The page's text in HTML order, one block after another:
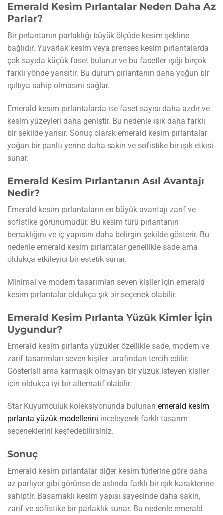
Emerald Kesim Pırlantalar Neden Daha Az
Parlar?
Bir pırlantanın parlaklığı büyük ölçüde kesim şekline
bağlıdır. Yuvarlak kesim veya prenses kesim pırlantalarda
çok sayıda küçük faset bulunur ve bu fasetler ışığı birçok
farklı yönde yansıtır. Bu durum pırlantanın daha yoğun bir
ışıltıya sahip olmasını sağlar.
Emerald kesim pırlantalarda ise faset sayısı daha azdır ve
kesim yüzeyleri daha geniştir. Bu nedenle ışık daha farklı
bir şekilde yansır. Sonuç olarak emerald kesim pırlantalar
yoğun bir parıltı yerine daha sakin ve sofistike bir ışık etkisi
sunar.
Emerald Kesim Pırlantanın Asıl Avantajı
Nedir?
Emerald kesim pırlantaların en büyük avantajı zarif ve
sofistike görünümüdür. Bu kesim türü pırlantanın
berraklığını ve iç yapısını daha belirgin şekilde gösterir. Bu
nedenle emerald kesim pırlantalar genellikle sade ama
oldukça etkileyici bir estetik sunar.
Minimal ve modern tasarımları seven kişiler için emerald
kesim pırlantalar oldukça şık bir seçenek olabilir.
Emerald Kesim Pırlanta Yüzük Kimler İçin
Uygundur?
Emerald kesim pırlanta yüzükler özellikle sade, modern ve
zarif tasarımları seven kişiler tarafından tercih edilir.
Gösterişli ama karmaşık olmayan bir yüzük isteyen kişiler
için oldukça iyi bir alternatif olabilir.
Star Kuyumculuk koleksiyonunda bulunan emerald kesim
pırlanta yüzük modellerini inceleyerek farklı tasarım
seçeneklerini keşfedebilirsiniz.
Sonuç
Emerald kesim pırlantalar diğer kesim türlerine göre daha
az parlıyor gibi görünse de aslında farklı bir ışık karakterine
sahiptir. Basamaklı kesim yapısı sayesinde daha sakin,
zarif ve sofistike bir parlaklık sunar. Bu nedenle emerald